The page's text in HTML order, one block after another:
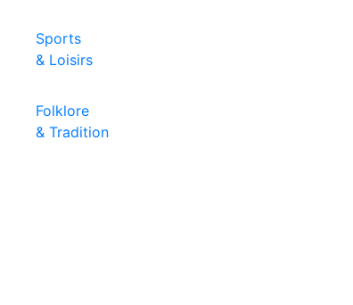
Sports
& Loisirs
Folklore
& Tradition